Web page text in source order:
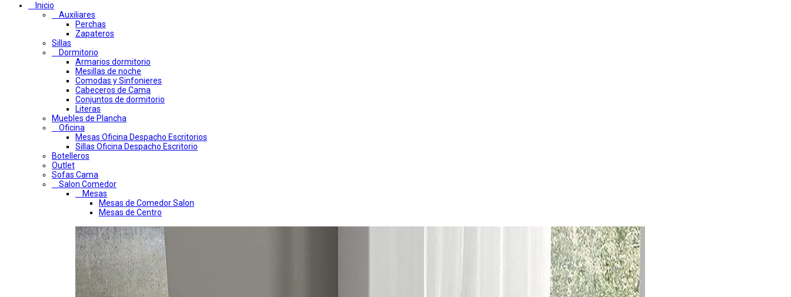
Inicio
Auxiliares
Perchas
Zapateros
Sillas
Dormitorio
Armarios dormitorio
Mesillas de noche
Comodas y Sinfonieres
Cabeceros de Cama
Conjuntos de dormitorio
Literas
Muebles de Plancha
Oficina
Mesas Oficina Despacho Escritorios
Sillas Oficina Despacho Escritorio
Botelleros
Outlet
Sofas Cama
Salon Comedor
Mesas
Mesas de Comedor Salon
Mesas de Centro